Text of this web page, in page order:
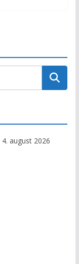
4. august 2026